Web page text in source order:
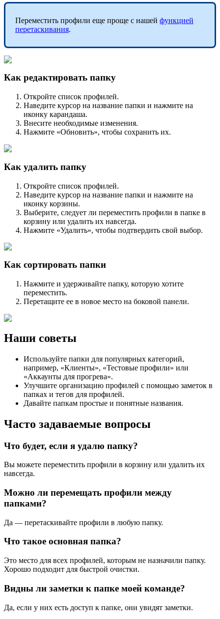
Переместить профили еще проще с нашей функцией
перетаскивания.
Как редактировать папку
Откройте список профилей.
Наведите курсор на название папки и нажмите на
иконку карандаша.
Внесите необходимые изменения.
Нажмите «Обновить», чтобы сохранить их.
Как удалить папку
Откройте список профилей.
Наведите курсор на название папки и нажмите на
иконку корзины.
Выберите, следует ли переместить профили в папке в
корзину или удалить их навсегда.
Нажмите «Удалить», чтобы подтвердить свой выбор.
Как сортировать папки
Нажмите и удерживайте папку, которую хотите
переместить.
Перетащите ее в новое место на боковой панели.
Наши советы
Используйте папки для популярных категорий,
например, «Клиенты», «Тестовые профили» или
«Аккаунты для прогрева».
Улучшите организацию профилей с помощью заметок в
папках и тегов для профилей.
Давайте папкам простые и понятные названия.
Часто задаваемые вопросы
Что будет, если я удалю папку?
Вы можете переместить профили в корзину или удалить их
навсегда.
Можно ли перемещать профили между
папками?
Да — перетаскивайте профили в любую папку.
Что такое основная папка?
Это место для всех профилей, которым не назначили папку.
Хорошо подходит для быстрой очистки.
Видны ли заметки к папке моей команде?
Да, если у них есть доступ к папке, они увидят заметки.